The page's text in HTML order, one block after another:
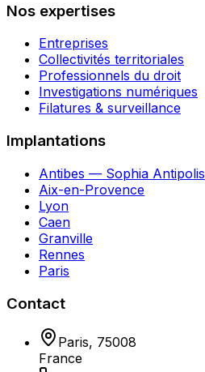
Nos expertises
Entreprises
Collectivités territoriales
Professionnels du droit
Investigations numériques
Filatures & surveillance
Implantations
Antibes — Sophia Antipolis
Aix-en-Provence
Lyon
Caen
Granville
Rennes
Paris
Contact
Paris, 75008
France